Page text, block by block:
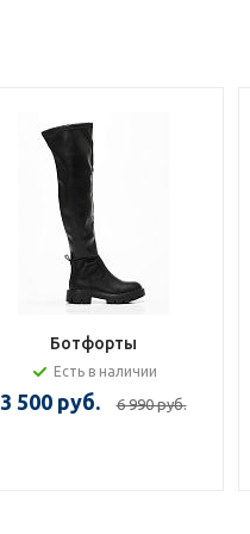
Ботфорты
Есть в наличии
3 500 руб. 6 990 руб.